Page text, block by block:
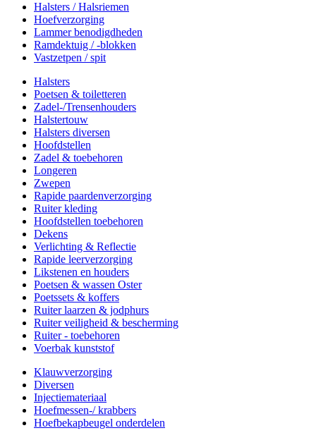
Halsters / Halsriemen
Hoefverzorging
Lammer benodigdheden
Ramdektuig / -blokken
Vastzetpen / spit
Halsters
Poetsen & toiletteren
Zadel-/Trensenhouders
Halstertouw
Halsters diversen
Hoofdstellen
Zadel & toebehoren
Longeren
Zwepen
Rapide paardenverzorging
Ruiter kleding
Hoofdstellen toebehoren
Dekens
Verlichting & Reflectie
Rapide leerverzorging
Likstenen en houders
Poetsen & wassen Oster
Poetssets & koffers
Ruiter laarzen & jodphurs
Ruiter veiligheid & bescherming
Ruiter - toebehoren
Voerbak kunststof
Klauwverzorging
Diversen
Injectiemateriaal
Hoefmessen-/ krabbers
Hoefbekapbeugel onderdelen